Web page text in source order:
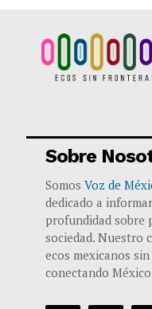
Sobre
Somos Voz de
dedicado a
profundidad
sociedad. Nuestro
ecos mexicanos
conectando